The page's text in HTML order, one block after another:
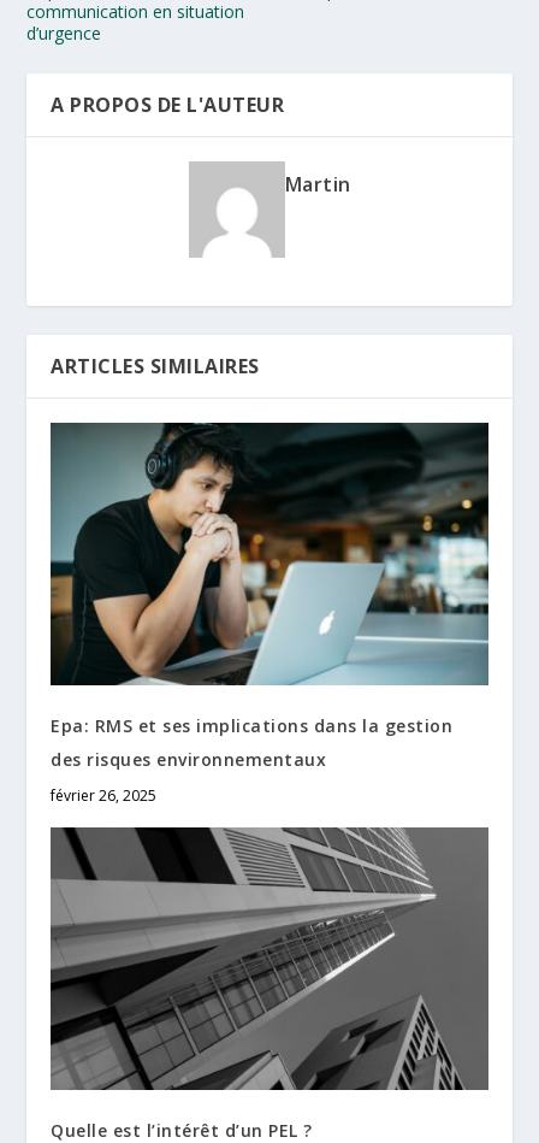
communication en situation
d’urgence
A PROPOS DE L'AUTEUR
Martin
ARTICLES SIMILAIRES
Epa: RMS et ses implications dans la gestion
des risques environnementaux
février 26, 2025
Quelle est l’intérêt d’un PEL ?